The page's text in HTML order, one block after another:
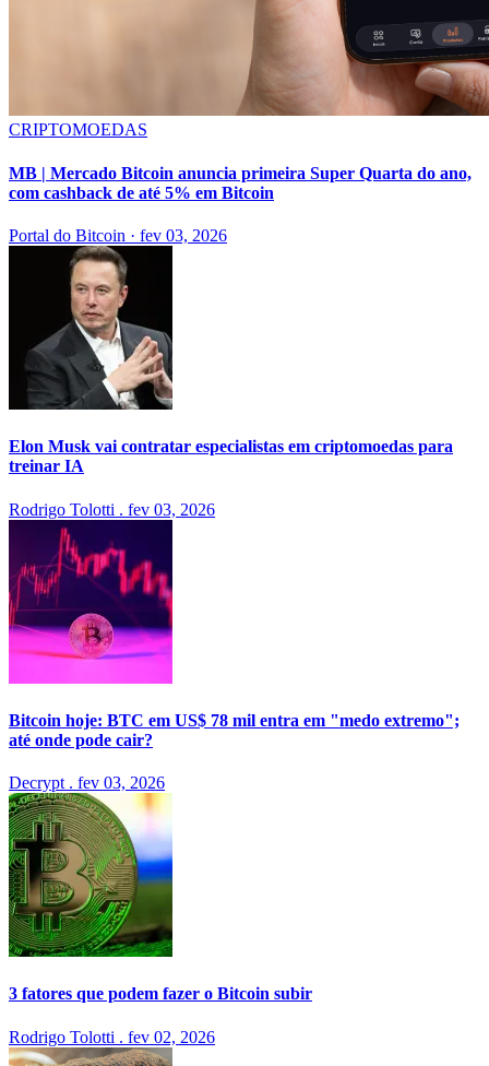
CRIPTOMOEDAS
MB | Mercado Bitcoin anuncia primeira Super Quarta do ano,
com cashback de até 5% em Bitcoin
Portal do Bitcoin · fev 03, 2026
Elon Musk vai contratar especialistas em criptomoedas para
treinar IA
Rodrigo Tolotti . fev 03, 2026
Bitcoin hoje: BTC em US$ 78 mil entra em "medo extremo";
até onde pode cair?
Decrypt . fev 03, 2026
3 fatores que podem fazer o Bitcoin subir
Rodrigo Tolotti . fev 02, 2026